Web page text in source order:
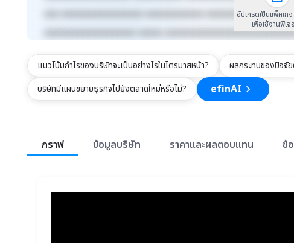
xxx xxxxxxxxxxxxxxxxx xxxxxxxxxxxx xxxxxxxxx
xxxxxxxxxxxxxxxxxxx xxxxx
อัปเกรดเป็นแพ็คเก
เพื่อใช้งานฟีเจ
แนวโน้มกำไรของบริษัทจะเป็นอย่างไรในไตรมาสหน้า?
ผลกระทบของปัจจั
บริษัทมีแผนขยายธุรกิจไปยังตลาดใหม่หรือไม่?
efinAI
กราฟ
ข้อมูลบริษัท ราคาและผลตอบแทน ข้